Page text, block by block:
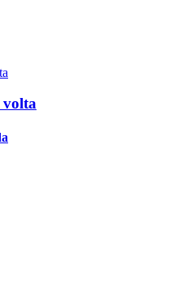
volta